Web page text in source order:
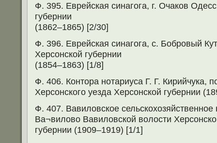
Ф. 395. Еврейская синагога, г. Очаков
губернии
(1862–1865) [2/30]
Ф. 396. Еврейская синагога, с. Бобровый
Херсонской губернии
(1854–1863) [1/8]
Ф. 406. Контора нотариуса Г. Г. Кирийчука,
Херсонского уезда Херсонской губернии
Ф. 407. Вавиловское
Ва¬вилово Вавиловской волости
губернии (1909–1919) [1/1]